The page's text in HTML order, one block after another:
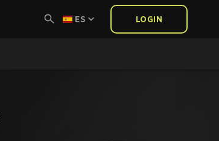
ES LOGIN